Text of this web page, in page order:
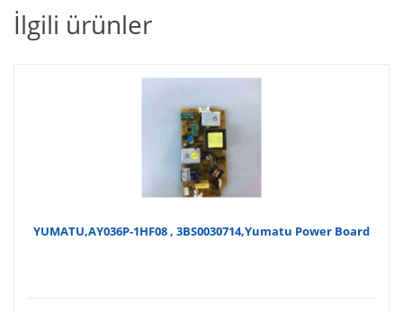
İlgili ürünler
YUMATU,AY036P-1HF08 , 3BS0030714,Yumatu Power Board